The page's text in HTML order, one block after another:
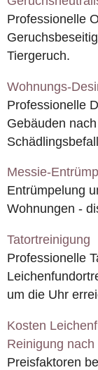
Professionelle
Tiergeruch.
Wohnungs-
Professionelle
Gebäuden
Messie-
Entrümpelung
Wohnungen -
Tatortreinigung
Professionelle
um die Uhr
Kosten
Reinigung
Preisfaktoren